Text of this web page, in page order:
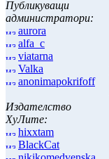
Публикуващи
администратори:
aurora
alfa_c
viatarna
Valka
anonimapokrifoff
Издателство
ХуЛите:
hixxtam
BlackCat